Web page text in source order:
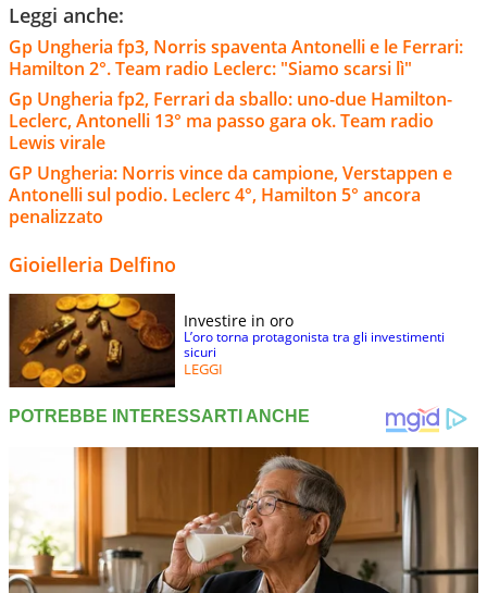
Leggi anche:
Gp Ungheria fp3, Norris spaventa Antonelli e le Ferrari:
Hamilton 2°. Team radio Leclerc: "Siamo scarsi lì"
Gp Ungheria fp2, Ferrari da sballo: uno-due Hamilton-
Leclerc, Antonelli 13° ma passo gara ok. Team radio
Lewis virale
GP Ungheria: Norris vince da campione, Verstappen e
Antonelli sul podio. Leclerc 4°, Hamilton 5° ancora
penalizzato
Gioielleria Delfino
Investire in oro
L’oro torna protagonista tra gli investimenti
sicuri
LEGGI